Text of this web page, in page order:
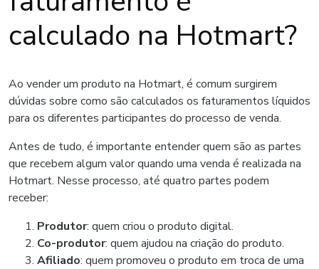
calculado na Hotmart?
Ao vender um produto na Hotmart, é comum surgirem
dúvidas sobre como são calculados os faturamentos líquidos
para os diferentes participantes do processo de venda.
Antes de tudo, é importante entender quem são as partes
que recebem algum valor quando uma venda é realizada na
Hotmart. Nesse processo, até quatro partes podem
receber:
Produtor: quem criou o produto digital.
Co-produtor: quem ajudou na criação do produto.
Afiliado: quem promoveu o produto em troca de uma